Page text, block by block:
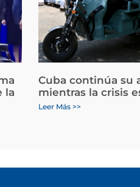
la
Cuba continúa su
mientras la crisis
Leer Más >>